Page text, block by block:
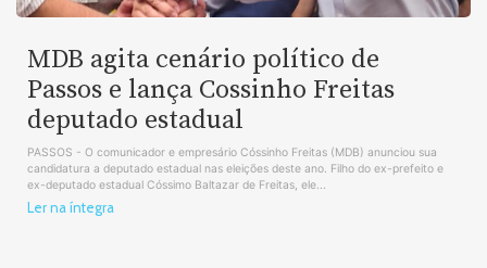
MDB agita cenário político de
Passos e lança Cossinho Freitas
deputado estadual
PASSOS - O comunicador e empresário Cóssinho Freitas (MDB) anunciou sua
candidatura a deputado estadual nas eleições deste ano. Filho do ex-prefeito e
ex-deputado estadual Cóssimo Baltazar de Freitas, ele...
Ler na íntegra